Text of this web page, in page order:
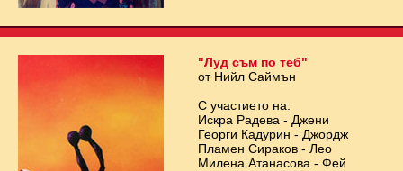
"Луд съм по теб"
от Нийл Саймън
С участието на:
Искра Радева - Джени
Георги Кадурин - Джордж
Пламен Сираков - Лео
Милена Атанасова - Фей